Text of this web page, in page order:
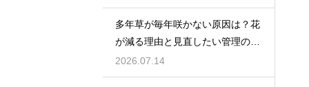
多年草が毎年咲かない原因は？花
が減る理由と見直したい管理のコ
ツ
2026.07.14